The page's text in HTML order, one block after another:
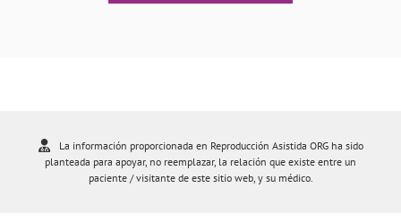
La información proporcionada en Reproducción Asistida ORG ha sido
planteada para apoyar, no reemplazar, la relación que existe entre un
paciente / visitante de este sitio web, y su médico.